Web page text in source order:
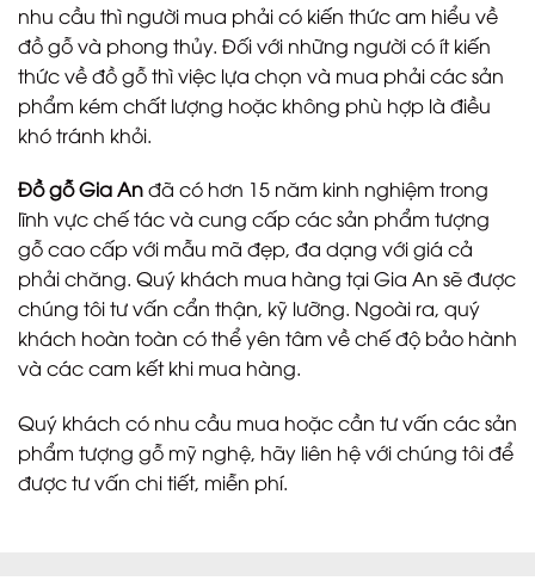
nhu cầu thì người mua phải có kiến thức am hiểu về
đồ gỗ và phong thủy. Đối với những người có ít kiến
thức về đồ gỗ thì việc lựa chọn và mua phải các sản
phẩm kém chất lượng hoặc không phù hợp là điều
khó tránh khỏi.
Đồ gỗ Gia Anđã có hơn 15 năm kinh nghiệm trong
lĩnh vực chế tác và cung cấp các sản phẩm tượng
gỗ cao cấp với mẫu mã đẹp, đa dạng với giá cả
phải chăng. Quý khách mua hàng tại Gia An sẽ được
chúng tôi tư vấn cẩn thận, kỹ lưỡng. Ngoài ra, quý
khách hoàn toàn có thể yên tâm về chế độ bảo hành
và các cam kết khi mua hàng.
Quý khách có nhu cầu mua hoặc cần tư vấn các sản
phẩm tượng gỗ mỹ nghệ, hãy liên hệ với chúng tôi để
được tư vấn chi tiết, miễn phí.